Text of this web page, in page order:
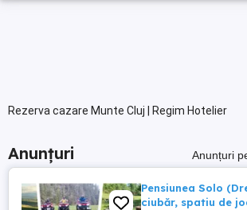
Rezerva cazare Munte Cluj | Regim Hotelier
Anunțuri Anunțuri
Pensiunea Solo
ciubăr, spatiu de